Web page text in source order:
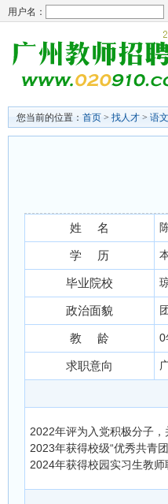
用户名：
您当前的位置： 首页 > 找人才 > 语
姓 名
学 历
毕业院校
政治面貌
教 龄 0
求职意向
2022年评为入党积极分子
2023年获得校级“优秀共青
2024年获得校园实习生教